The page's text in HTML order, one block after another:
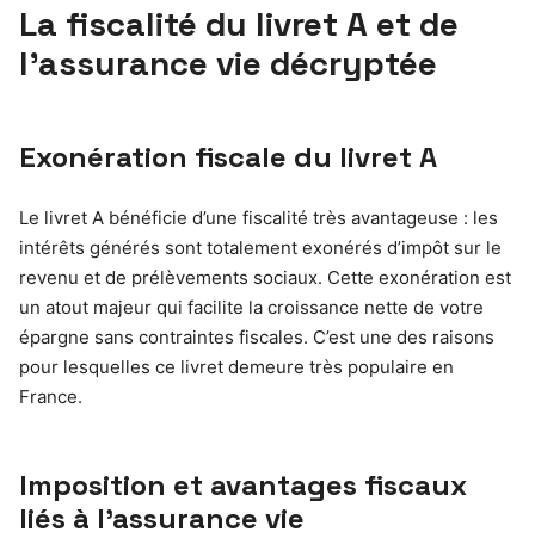
La fiscalité du livret A et de
l’assurance vie décryptée
Exonération fiscale du livret A
Le livret A bénéficie d’une fiscalité très avantageuse : les
intérêts générés sont totalement exonérés d’impôt sur le
revenu et de prélèvements sociaux. Cette exonération est
un atout majeur qui facilite la croissance nette de votre
épargne sans contraintes fiscales. C’est une des raisons
pour lesquelles ce livret demeure très populaire en
France.
Imposition et avantages fiscaux
liés à l’assurance vie